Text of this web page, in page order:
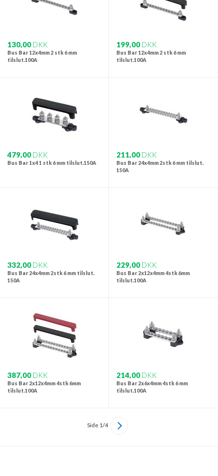
130,00 DKK
Bus Bar 12x4mm 2 stk 6 mm
tilslut.100A
199,00 DKK
Bus Bar 12x4mm 2 stk 6 mm
tilslut.100A
479,00 DKK
Bus Bar 1x4 1 stk 6 mm tilslut.150A
211,00 DKK
Bus Bar 24x4mm 2stk 6 mm tilslut.
150A
332,00 DKK
Bus Bar 24x4mm 2stk 6 mm tilslut.
150A
229,00 DKK
Bus Bar 2x12x4mm 4stk 6mm
tilslut.100A
387,00 DKK
Bus Bar 2x12x4mm 4stk 6mm
tilslut.100A
214,00 DKK
Bus Bar 2x6x4mm 4stk 6 mm
tilslut.100A
Side 1/4